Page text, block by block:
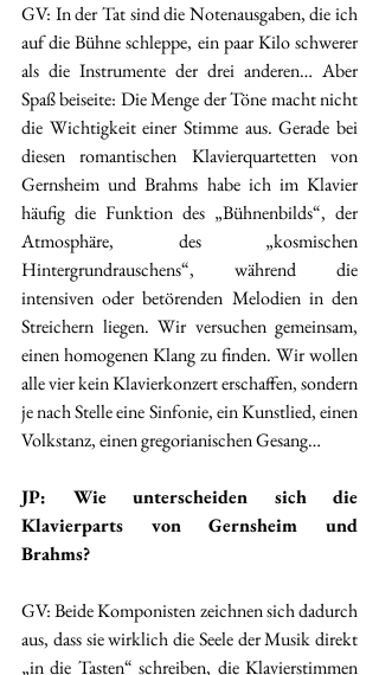
GV: In der Tat sind die Notenausgaben, die ich
auf die Bühne schleppe, ein paar Kilo schwerer
als die Instrumente der drei anderen… Aber
Spaß beiseite: Die Menge der Töne macht nicht
die Wichtigkeit einer Stimme aus. Gerade bei
diesen romantischen Klavierquartetten von
Gernsheim und Brahms habe ich im Klavier
häufig die Funktion des „Bühnenbilds“, der
Atmosphäre, des „kosmischen
Hintergrundrauschens“, während die
intensiven oder betörenden Melodien in den
Streichern liegen. Wir versuchen gemeinsam,
einen homogenen Klang zu finden. Wir wollen
alle vier kein Klavierkonzert erschaffen, sondern
je nach Stelle eine Sinfonie, ein Kunstlied, einen
Volkstanz, einen gregorianischen Gesang…
JP: Wie unterscheiden sich die
Klavierparts von Gernsheim und
Brahms?
GV: Beide Komponisten zeichnen sich dadurch
aus, dass sie wirklich die Seele der Musik direkt
„in die Tasten“ schreiben, die Klavierstimmen